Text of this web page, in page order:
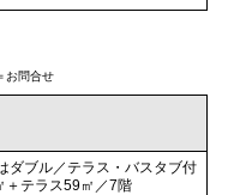
お問合せ
ダブル／テラス・バスタブ付
＋テラス59㎡／7階